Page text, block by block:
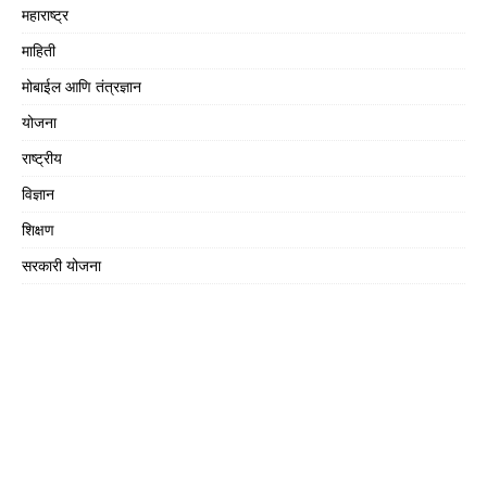
महाराष्ट्र
माहिती
मोबाईल आणि तंत्रज्ञान
योजना
राष्ट्रीय
विज्ञान
शिक्षण
सरकारी योजना